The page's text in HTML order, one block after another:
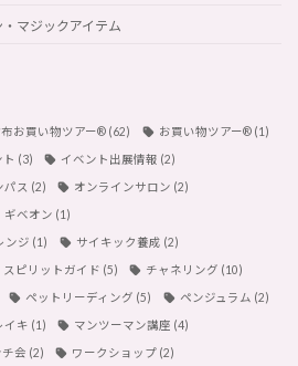
マジックアイテム
布お買い物ツアー®︎ (62) お買い物ツアー®︎(1)
(3) イベント出展情報 (2)
パス (2) オンラインサロン (2)
ギベオン (1)
ンジ (1) サイキック養成 (2)
スピリットガイド (5) チャネリング (10)
ペットリーディング (5) ペンジュラム (2)
イキ (1) マンツーマン講座 (4)
チ会 (2) ワークショップ (2)